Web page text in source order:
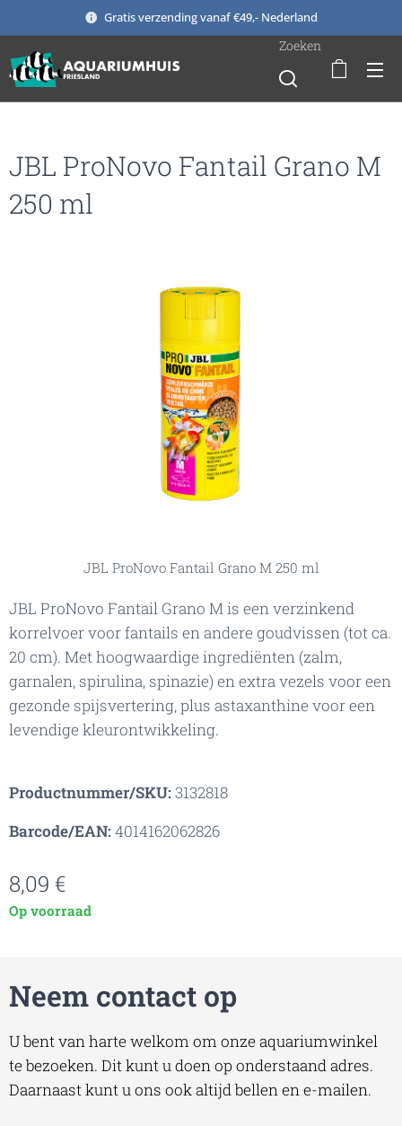
Gratis verzending vanaf €49,- Nederland
Zoeken
JBL ProNovo Fantail Grano M
250 ml
JBL ProNovo Fantail Grano M 250 ml
JBL ProNovo Fantail Grano M is een verzinkend
korrelvoer voor fantails en andere goudvissen (tot ca.
20 cm). Met hoogwaardige ingrediënten (zalm,
garnalen, spirulina, spinazie) en extra vezels voor een
gezonde spijsvertering, plus astaxanthine voor een
levendige kleurontwikkeling.
Productnummer/SKU:3132818
Barcode/EAN:4014162062826
8,09 €
Op voorraad
Neem contact op
U bent van harte welkom om onze aquariumwinkel
te bezoeken. Dit kunt u doen op onderstaand adres.
Daarnaast kunt u ons ook altijd bellen en e-mailen.